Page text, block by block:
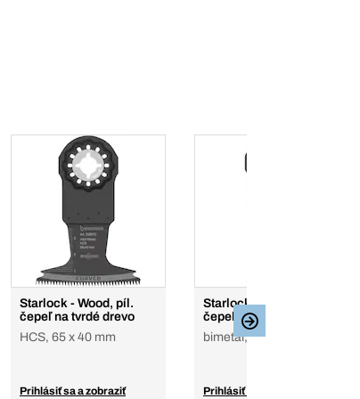
Starlock - Wood, píl.
čepeľ na tvrdé drevo
HCS, 65 x 40 mm
Prihlásiť sa a zobraziť
Starlock - Wood, píl.
čepeľ na tvrdé drevo
bimetal, 32 x 50 mm
Prihlásiť sa a zobraziť